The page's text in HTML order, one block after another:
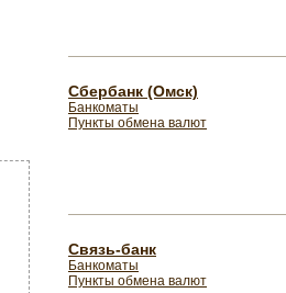
Сбербанк (Омск)
Банкоматы
Пункты обмена валют
Связь-банк
Банкоматы
Пункты обмена валют